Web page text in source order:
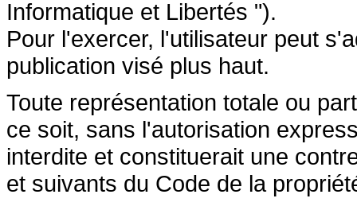
Informatique et Libertés ").
Pour l'exercer, l'utilisateur peut
publication visé plus haut.
Toute représentation totale ou
ce soit, sans l'autorisation
interdite et constituerait une
et suivants du Code de la